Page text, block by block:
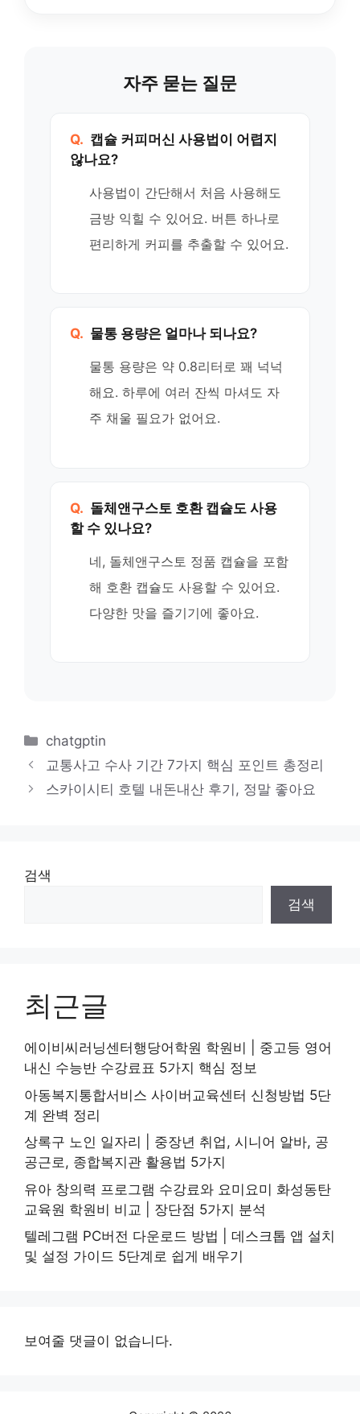
자주 묻는 질문
Q. 캡슐 커피머신 사용법이 어렵지
않나요?
사용법이 간단해서 처음 사용해도
금방 익힐 수 있어요. 버튼 하나로
편리하게 커피를 추출할 수 있어요.
Q. 물통 용량은 얼마나 되나요?
물통 용량은 약 0.8리터로 꽤 넉넉
해요. 하루에 여러 잔씩 마셔도 자
주 채울 필요가 없어요.
Q. 돌체앤구스토 호환 캡슐도 사용
할 수 있나요?
네, 돌체앤구스토 정품 캡슐을 포함
해 호환 캡슐도 사용할 수 있어요.
다양한 맛을 즐기기에 좋아요.
카
테
리
chatgptin
교통사고 수사 기간 7가지 핵심 포인트 총정리
스카이시티 호텔 내돈내산 후기, 정말 좋아요
검색
검색
최근글
에이비씨러닝센터행당어학원 학원비 | 중고등 영어
내신 수능반 수강료표 5가지 핵심 정보
아동복지통합서비스 사이버교육센터 신청방법 5단
계 완벽 정리
상록구 노인 일자리 | 중장년 취업, 시니어 알바, 공
공근로, 종합복지관 활용법 5가지
유아 창의력 프로그램 수강료와 요미요미 화성동탄
교육원 학원비 비교 | 장단점 5가지 분석
텔레그램 PC버전 다운로드 방법 | 데스크톱 앱 설치
및 설정 가이드 5단계로 쉽게 배우기
보여줄 댓글이 없습니다.